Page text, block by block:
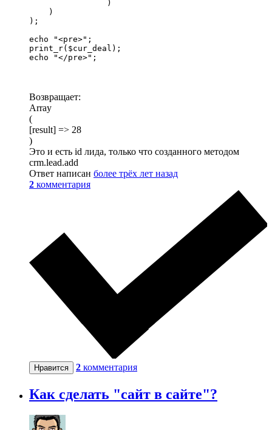
    )
);
echo "<pre>";
print_r($cur_deal);
echo "</pre>";
Возвращает:
Array
(
[result] => 28
)
Это и есть id лида, только что созданного методом
crm.lead.add
Ответ написан более трёх лет назад
2 комментария
Нравится 2 комментария
Как сделать "сайт в сайте"?